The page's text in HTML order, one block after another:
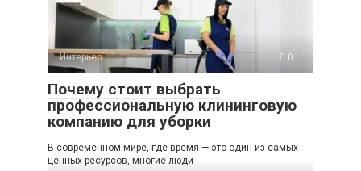
Интерьер 0
Почему стоит выбрать
профессиональную клининговую
компанию для уборки
В современном мире, где время — это один из самых
ценных ресурсов, многие люди